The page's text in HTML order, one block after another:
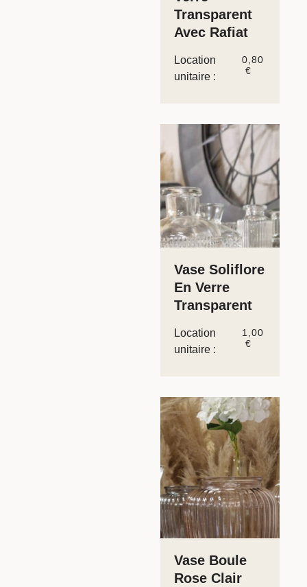
Transparent
Avec Rafiat
Location
unitaire :
0,80
€
Vase Soliflore
En Verre
Transparent
Location
unitaire :
1,00
€
Vase Boule
Rose Clair